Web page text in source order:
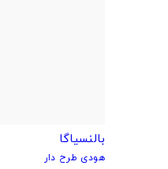
بالنسیاگا
هودی طرح دار